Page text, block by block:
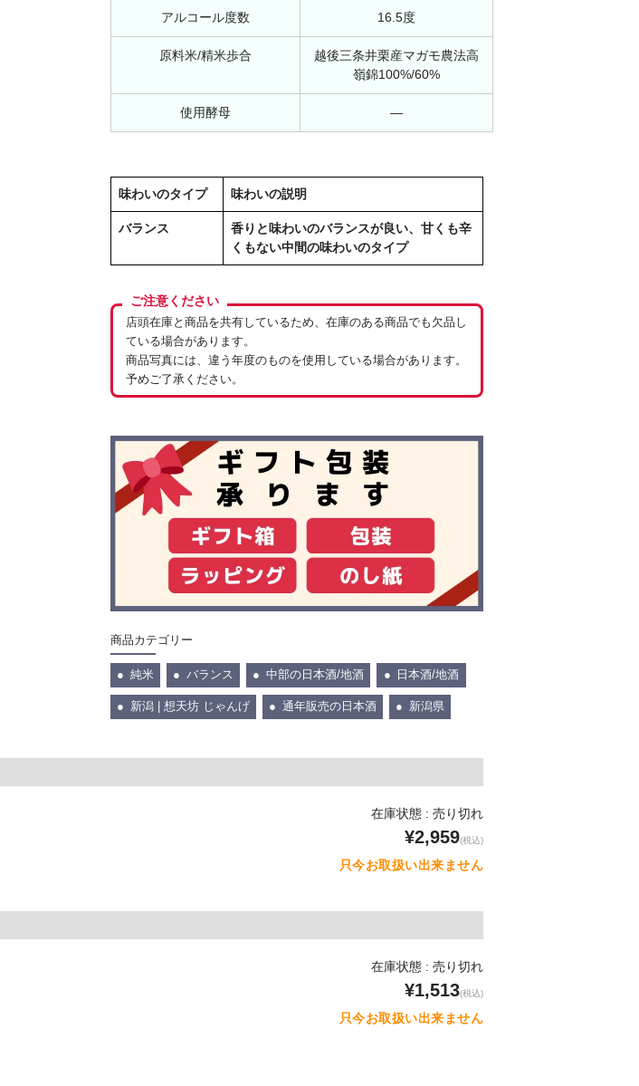
アルコール度数 16.5度
原料米/精米歩合
越後三条井栗産マガモ農法高
嶺錦100%/60%
使用酵母 ―
味わいのタイプ 味わいの説明
バランス
香りと味わいのバランスが良い、甘くも辛
くもない中間の味わいのタイプ
ご注意ください
店頭在庫と商品を共有しているため、在庫のある商品でも欠品し
ている場合があります。
商品写真には、違う年度のものを使用している場合があります。
予めご了承ください。
商品カテゴリー
純米 バランス 中部の日本酒/地酒 日本酒/地酒
新潟 | 想天坊 じゃんげ 通年販売の日本酒 新潟県
在庫状態 : 売り切れ
¥2,959(税込)
只今お取扱い出来ません
在庫状態 : 売り切れ
¥1,513(税込)
只今お取扱い出来ません